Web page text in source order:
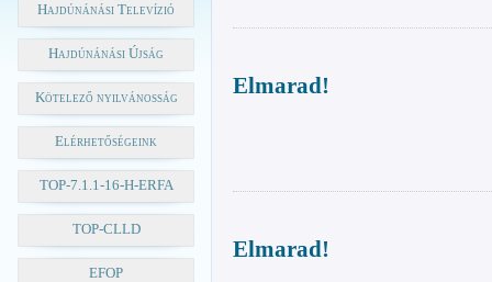
Hajdúnánási Televízió
Hajdúnánási Újság
Kötelező nyilvánosság
Elérhetőségeink
TOP-7.1.1-16-H-ERFA
TOP-CLLD
EFOP
Elmarad!
Elmarad!